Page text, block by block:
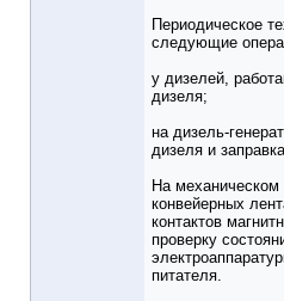
Периодическое
следующие
у дизелей,
дизеля;
на дизель-
дизеля и
На механическом
конвейерных
контактов
проверку
питателя.